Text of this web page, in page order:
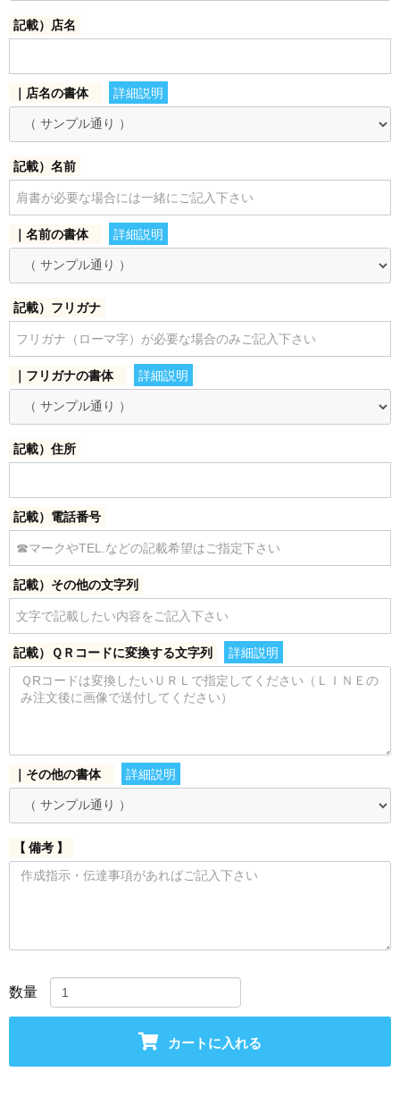
記載）店名
｜店名の書体 詳細説明
記載）名前
｜名前の書体 詳細説明
記載）フリガナ
｜フリガナの書体 詳細説明
記載）住所
記載）電話番号
記載）その他の文字列
記載）ＱＲコードに変換する文字列 詳細説明
｜その他の書体 詳細説明
【 備考 】
数量
カートに入れる
お買い物を続ける カートへ進む